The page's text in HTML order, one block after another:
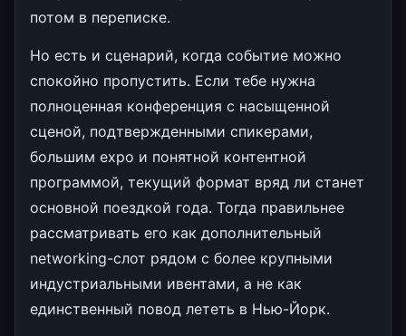
потом в переписке.
Но есть и сценарий, когда событие можно
спокойно пропустить. Если тебе нужна
полноценная конференция с насыщенной
сценой, подтвержденными спикерами,
большим expo и понятной контентной
программой, текущий формат вряд ли станет
основной поездкой года. Тогда правильнее
рассматривать его как дополнительный
networking-слот рядом с более крупными
индустриальными ивентами, а не как
единственный повод лететь в Нью-Йорк.